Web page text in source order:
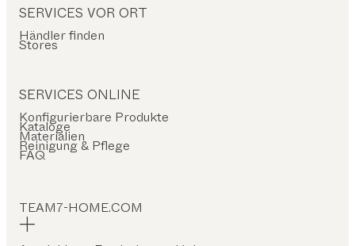
SERVICES VOR ORT
Händler finden
Stores
SERVICES ONLINE
Konfigurierbare Produkte
Kataloge
Materialien
Reinigung & Pflege
FAQ
TEAM7-HOME.COM